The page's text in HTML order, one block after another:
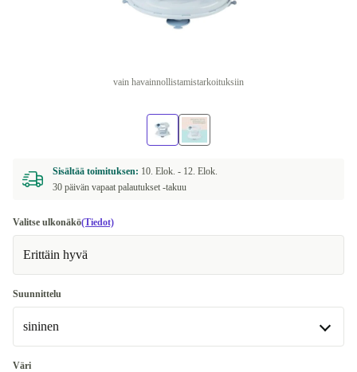
vain havainnollistamistarkoituksiin
Sisältää toimituksen: 10. Elok. - 12. Elok.
30 päivän vapaat palautukset -takuu
Valitse ulkonäkö(Tiedot)
Erittäin hyvä
Suunnittelu
sininen
sininen
Väri